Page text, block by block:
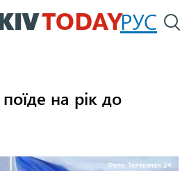
Перейти
до
РУС
на рік до
Фото: Телеканал 24